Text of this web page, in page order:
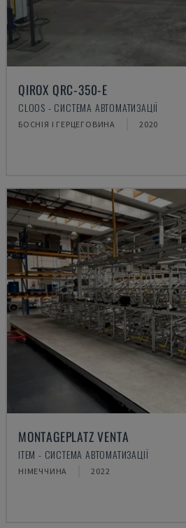
QIROX QRC-350-E
CLOOS - СИСТЕМА АВТОМАТИЗАЦІЇ
БОСНІЯ І ГЕРЦЕГОВИНА 2020
MONTAGEPLATZ VENTA
ITEM - СИСТЕМА АВТОМАТИЗАЦІЇ
НІМЕЧЧИНА 2022